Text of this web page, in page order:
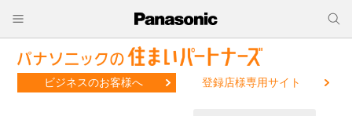
ビジネスのお客様へ 登録店様専用サイト